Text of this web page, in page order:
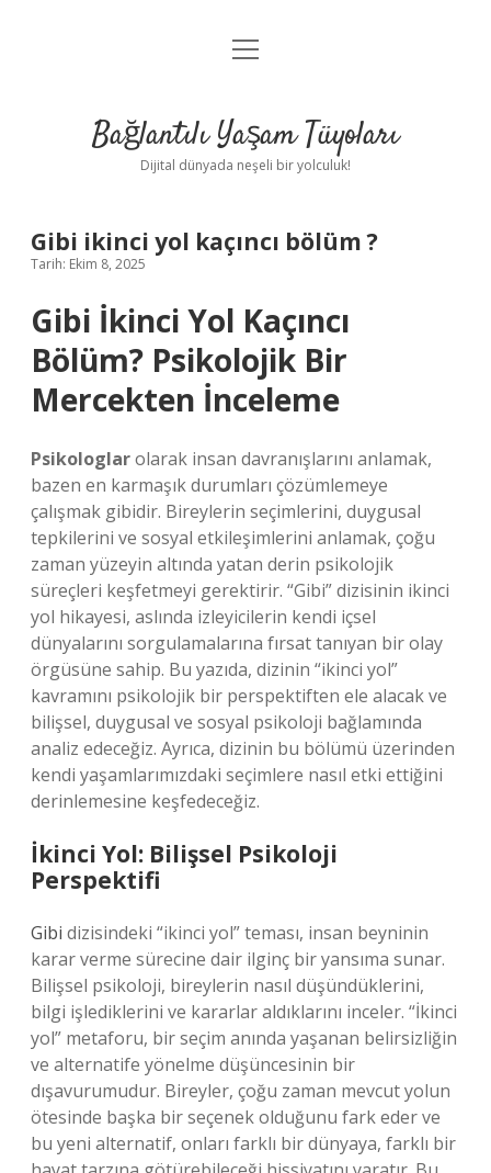
Anasayfa
Yasal Uyarı
menüyü
Bağlantılı Yaşam Tüyoları
Dijital dünyada neşeli bir yolculuk!
Gibi ikinci yol kaçıncı bölüm ?
Tarih: Ekim 8, 2025
Gibi İkinci Yol Kaçıncı
Bölüm? Psikolojik Bir
Mercekten İnceleme
Psikologlarolarak insan davranışlarını anlamak,
bazen en karmaşık durumları çözümlemeye
çalışmak gibidir. Bireylerin seçimlerini, duygusal
tepkilerini ve sosyal etkileşimlerini anlamak, çoğu
zaman yüzeyin altında yatan derin psikolojik
süreçleri keşfetmeyi gerektirir. “Gibi” dizisinin ikinci
yol hikayesi, aslında izleyicilerin kendi içsel
dünyalarını sorgulamalarına fırsat tanıyan bir olay
örgüsüne sahip. Bu yazıda, dizinin “ikinci yol”
kavramını psikolojik bir perspektiften ele alacak ve
bilişsel, duygusal ve sosyal psikoloji bağlamında
analiz edeceğiz. Ayrıca, dizinin bu bölümü üzerinden
kendi yaşamlarımızdaki seçimlere nasıl etki ettiğini
derinlemesine keşfedeceğiz.
İkinci Yol: Bilişsel Psikoloji
Perspektifi
Gibi dizisindeki “ikinci yol” teması, insan beyninin
karar verme sürecine dair ilginç bir yansıma sunar.
Bilişsel psikoloji, bireylerin nasıl düşündüklerini,
bilgi işlediklerini ve kararlar aldıklarını inceler. “İkinci
yol” metaforu, bir seçim anında yaşanan belirsizliğin
ve alternatife yönelme düşüncesinin bir
dışavurumudur. Bireyler, çoğu zaman mevcut yolun
ötesinde başka bir seçenek olduğunu fark eder ve
bu yeni alternatif, onları farklı bir dünyaya, farklı bir